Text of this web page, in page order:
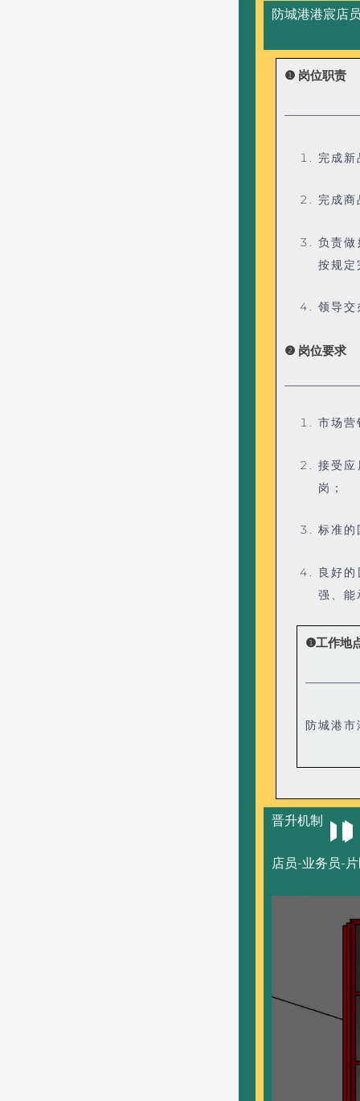
防城港港宸店
❶ 岗位职责
完成
完成
负责
按规定
领导交
❷ 岗位要求
市场营
接受
岗；
标准的
良好
强、能
❶工作地
防城港
晋升机制
店员-业务员-